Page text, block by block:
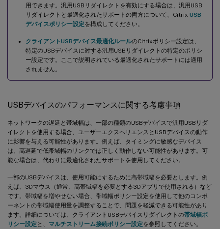
用できます。汎用USBリダイレクトを有効にする場合は、汎用USB
リダイレクトと最適化されたサポートの両方について、Citrix USB
デバイスポリシー設定を構成してください。
クライアントUSBデバイス最適化ルールのCitrixポリシー設定は、
特定のUSBデバイスに対する汎用USBリダイレクトの特定のポリシ
ー設定です。ここで説明されている最適化されたサポートには適用
されません。
USBデバイスのパフォーマンスに関する考慮事項
ネットワークの遅延と帯域幅は、一部の種類のUSBデバイスで汎用USBリダ
イレクトを使用する場合、ユーザーエクスペリエンスとUSBデバイスの動作
に影響を与える可能性があります。例えば、タイミングに敏感なデバイス
は、高遅延で低帯域幅のリンクでは正しく動作しない可能性があります。可
能な場合は、代わりに最適化されたサポートを使用してください。
一部のUSBデバイスは、使用可能にするために高帯域幅を必要とします。例
えば、3Dマウス（通常、高帯域幅を必要とする3Dアプリで使用される）など
です。帯域幅を増やせない場合、帯域幅ポリシー設定を使用して他のコンポ
ーネントの帯域幅使用量を調整することで、問題を軽減できる可能性があり
ます。詳細については、クライアントUSBデバイスリダイレクトの帯域幅ポ
リシー設定 と、 マルチストリーム接続ポリシー設定を参照してください。